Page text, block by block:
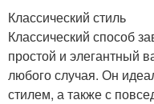
Классический стиль
Классический способ
простой и элегантный
любого случая. Он
стилем, а также с